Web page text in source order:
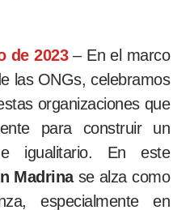
de 2023– En el marco
las ONGs, celebramos
organizaciones que
para construir un
igualitario. En este
Madrinase alza como
especialmente en